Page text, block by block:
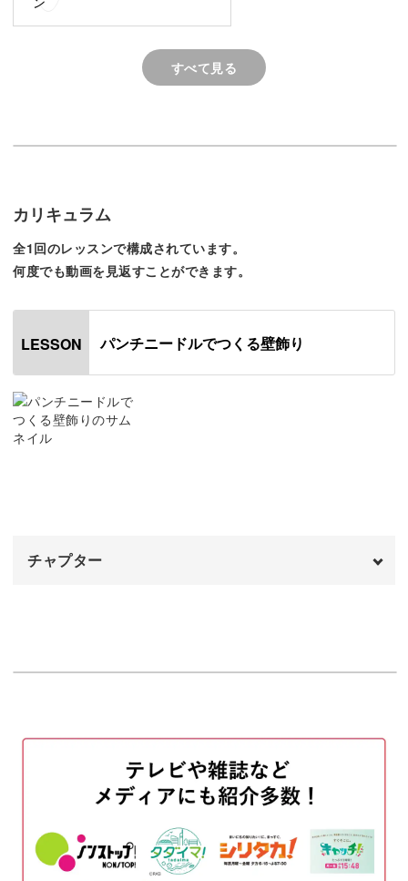
円を組み合わせて表現したお花のモチーフは、シンプルな
北欧風のデザインです。
完成した作品は、ナチュラルなウッドテイストの家具にマ
手作りの作品は温かみを感じさせることも魅力です。
パンチニードルのふわふわとした質感も相まって、部屋に
立体感のある作品を作るには
この技法を習得して、オリジナル作品の制作にも活かして
くださいね。
すべて見る
カリキュラム
全1回のレッスンで構成されています。
何度でも動画を見返すことができます。
LESSON パンチニードルでつくる壁飾り
チャプター
土台布に図案を写す
刺す順番について
花芯を刺す 09:22